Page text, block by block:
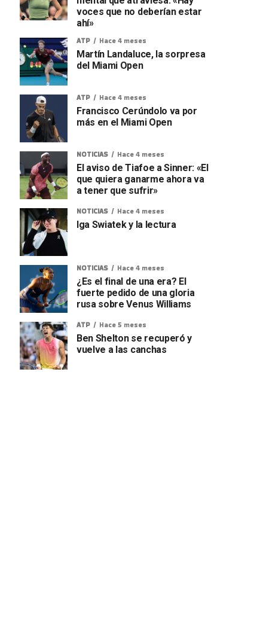
voces que no deberían estar
ahí»
ATP Hace 4 meses
Martín Landaluce, la sorpresa
del Miami Open
ATP Hace 4 meses
Francisco Cerúndolo va por
más en el Miami Open
NOTICIAS Hace 4 meses
El aviso de Tiafoe a Sinner: «El
que quiera ganarme ahora va
a tener que sufrir»
NOTICIAS Hace 4 meses
Iga Swiatek y la lectura
NOTICIAS Hace 4 meses
¿Es el final de una era? El
fuerte pedido de una gloria
rusa sobre Venus Williams
ATP Hace 5 meses
Ben Shelton se recuperó y
vuelve a las canchas